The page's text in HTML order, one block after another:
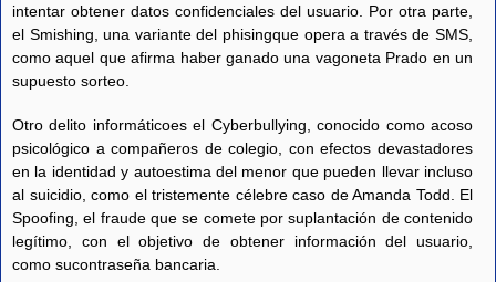
intentar obtener datos confidenciales del usuario. Por otra parte,
el Smishing, una variante del phisingque opera a través de SMS,
como aquel que afirma haber ganado una vagoneta Prado en un
supuesto sorteo.
Otro delito informáticoes el Cyberbullying, conocido como acoso
psicológico a compañeros de colegio, con efectos devastadores
en la identidad y autoestima del menor que pueden llevar incluso
al suicidio, como el tristemente célebre caso de Amanda Todd. El
Spoofing, el fraude que se comete por suplantación de contenido
legítimo, con el objetivo de obtener información del usuario,
como sucontraseña bancaria.